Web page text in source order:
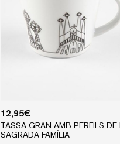
12,95€
TASSA GRAN AMB PERFILS DE
SAGRADA FAMÍLIA